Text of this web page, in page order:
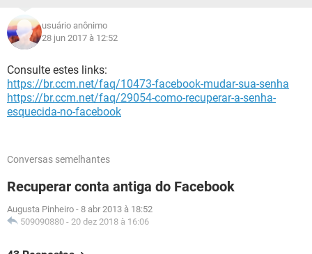
usuário anônimo
28 jun 2017 à 12:52
Consulte estes links:
https://br.ccm.net/faq/10473-facebook-mudar-sua-senha
https://br.ccm.net/faq/29054-como-recuperar-a-senha-
esquecida-no-facebook
Conversas semelhantes
Recuperar conta antiga do Facebook
Augusta Pinheiro - 8 abr 2013 à 18:52
509090880 - 20 dez 2018 à 16:06